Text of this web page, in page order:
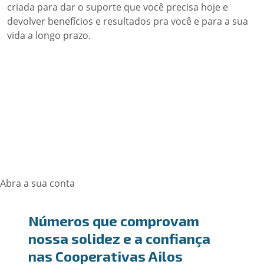
criada para dar o suporte que você precisa hoje e
devolver benefícios e resultados pra você e para a sua
vida a longo prazo.
Abra a sua conta
Números que comprovam
nossa solidez e a confiança
nas Cooperativas Ailos